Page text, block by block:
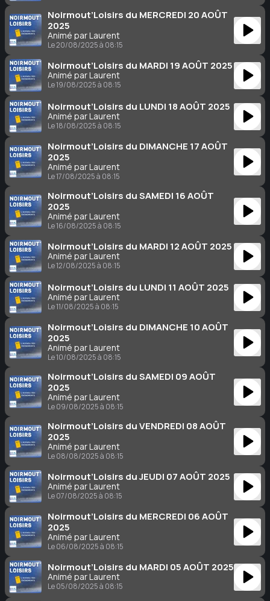
Noirmout’Loisirs du MERCREDI 20 AOÛT
2025
Animé par Laurent
Le 20/08/2025 à 08:15
Noirmout’Loisirs du MARDI 19 AOÛT 2025
Animé par Laurent
Le 19/08/2025 à 08:15
Noirmout’Loisirs du LUNDI 18 AOÛT 2025
Animé par Laurent
Le 18/08/2025 à 08:15
Noirmout’Loisirs du DIMANCHE 17 AOÛT
2025
Animé par Laurent
Le 17/08/2025 à 08:15
Noirmout’Loisirs du SAMEDI 16 AOÛT
2025
Animé par Laurent
Le 16/08/2025 à 08:15
Noirmout’Loisirs du MARDI 12 AOÛT 2025
Animé par Laurent
Le 12/08/2025 à 08:15
Noirmout’Loisirs du LUNDI 11 AOÛT 2025
Animé par Laurent
Le 11/08/2025 à 08:15
Noirmout’Loisirs du DIMANCHE 10 AOÛT
2025
Animé par Laurent
Le 10/08/2025 à 08:15
Noirmout’Loisirs du SAMEDI 09 AOÛT
2025
Animé par Laurent
Le 09/08/2025 à 08:15
Noirmout’Loisirs du VENDREDI 08 AOÛT
2025
Animé par Laurent
Le 08/08/2025 à 08:15
Noirmout’Loisirs du JEUDI 07 AOÛT 2025
Animé par Laurent
Le 07/08/2025 à 08:15
Noirmout’Loisirs du MERCREDI 06 AOÛT
2025
Animé par Laurent
Le 06/08/2025 à 08:15
Noirmout’Loisirs du MARDI 05 AOÛT 2025
Animé par Laurent
Le 05/08/2025 à 08:15